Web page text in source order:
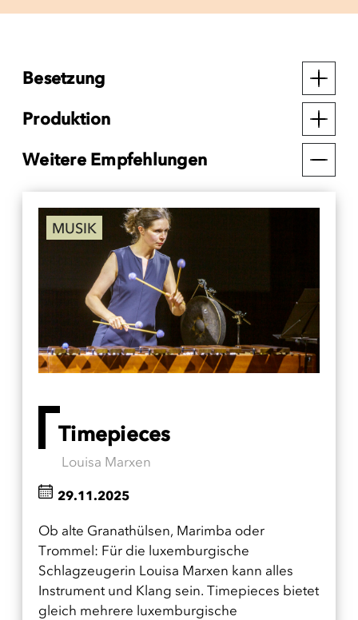
Besetzung
Produktion
Weitere Empfehlungen
MUSIK
Timepieces
Louisa Marxen
Ob alte Granathülsen, Marimba oder
Trommel: Für die luxemburgische
Schlagzeugerin Louisa Marxen kann alles
Instrument und Klang sein. Timepieces bietet
gleich mehrere luxemburgische
29.11.2025